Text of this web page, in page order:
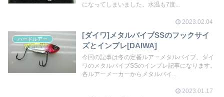
になってしまいました。水温も7度...
2023.02.04
ハードルアー
[ダイワ]メタルバイブSSのフックサイ
ズとインプレ[DAIWA]
今回の記事は冬の定番ルアーメタルバイブ、ダイ
ワのメタルバイブSSのインプレ記事になります。
各ルアーメーカーからメタルバイ...
2023.01.17